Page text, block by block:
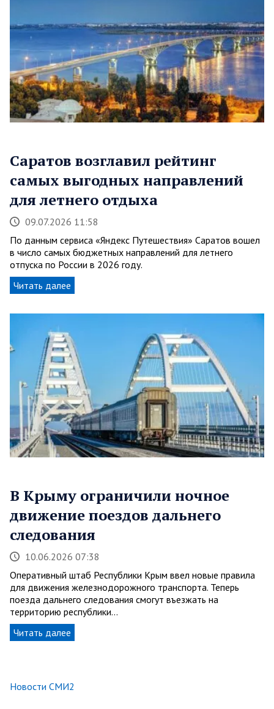
Саратов возглавил рейтинг
самых выгодных направлений
для летнего отдыха
09.07.2026 11:58
По данным сервиса «Яндекс Путешествия» Саратов вошел
в число самых бюджетных направлений для летнего
отпуска по России в 2026 году.
Читать далее
В Крыму ограничили ночное
движение поездов дальнего
следования
10.06.2026 07:38
Оперативный штаб Республики Крым ввел новые правила
для движения железнодорожного транспорта. Теперь
поезда дальнего следования смогут въезжать на
территорию республики…
Читать далее
Новости СМИ2